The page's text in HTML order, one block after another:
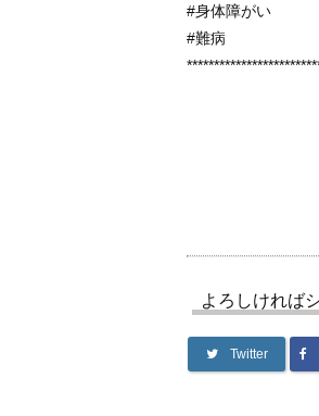
#身体障がい
#難病
よろしければ
Twitter